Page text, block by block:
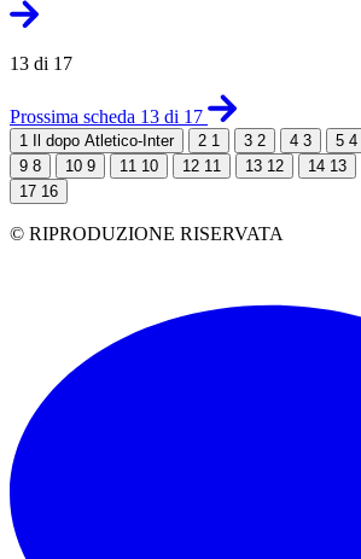
13 di 17
Prossima scheda 13 di 17
1 Il dopo Atletico-Inter 2 1 3 2 4 3 5 4
9 8 10 9 11 10 12 11 13 12 14 13
17 16
© RIPRODUZIONE RISERVATA